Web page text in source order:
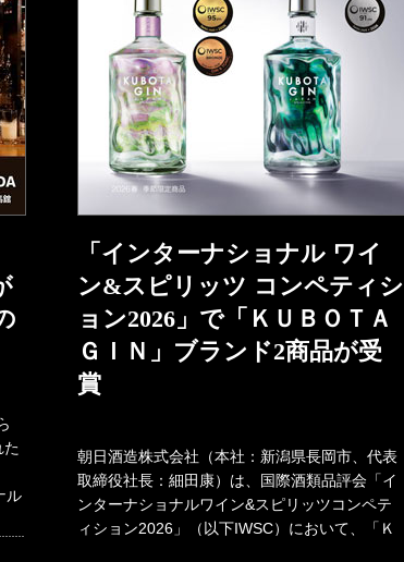
た
ル
「インターナショナル ワイ
ン&スピリッツ コンペティシ
ョン2026」で「ＫＵＢＯＴＡ
ＧＩＮ」ブランド2商品が受
賞
朝日酒造株式会社（本社：新潟県長岡市、代表
取締役社長：細田康）は、国際酒類品評会「イ
ンターナショナルワイン&スピリッツコンペテ
ィション2026」（以下IWSC）において、「Ｋ